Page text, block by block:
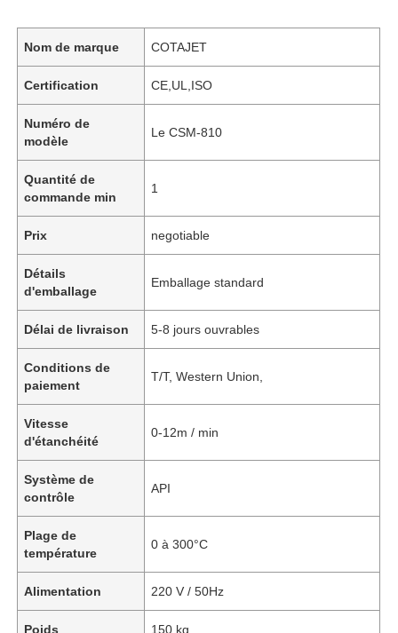
Nom de marque COTAJET
Certification CE,UL,ISO
Numéro de
modèle
Le CSM-810
Quantité de
commande min
1
Prix negotiable
Détails
d'emballage
Emballage standard
Délai de livraison 5-8 jours ouvrables
Conditions de
paiement
T/T, Western Union,
Vitesse
d'étanchéité
0-12m / min
Système de
contrôle
API
Plage de
température
0 à 300°C
Alimentation 220 V / 50Hz
Poids 150 kg